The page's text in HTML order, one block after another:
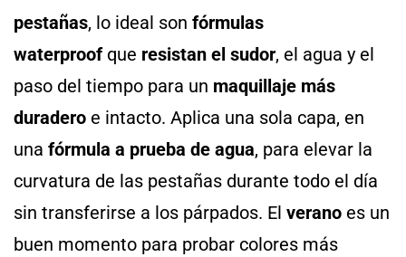
pestañas, lo ideal son fórmulas
waterproofque resistan el sudor, el agua y el
paso del tiempo para un maquillaje más
duradero e intacto. Aplica una sola capa, en
una fórmula a prueba de agua, para elevar la
curvatura de las pestañas durante todo el día
sin transferirse a los párpados. El verano es un
buen momento para probar colores más